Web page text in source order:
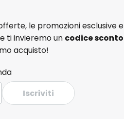
le promozioni esclusive e
ti invieremo un codice sconto
acquisto!
Iscriviti